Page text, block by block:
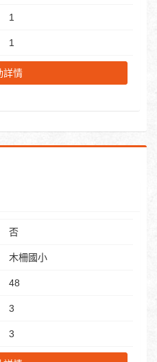
1
1
詳情
否
木柵國小
48
3
3